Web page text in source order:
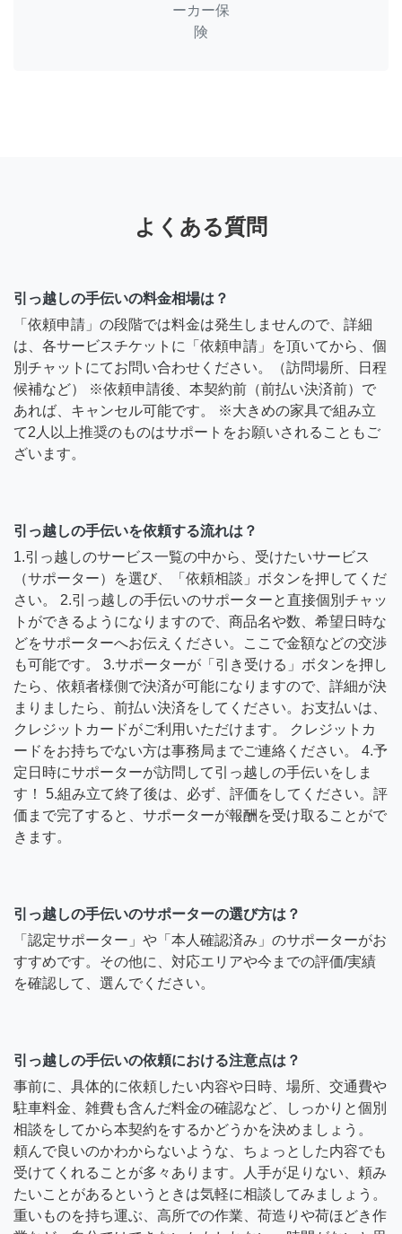
ーカー保
険
よくある質問
引っ越しの手伝いの料金相場は？
「依頼申請」の段階では料金は発生しませんので、詳細
は、各サービスチケットに「依頼申請」を頂いてから、個
別チャットにてお問い合わせください。（訪問場所、日程
候補など） ※依頼申請後、本契約前（前払い決済前）で
あれば、キャンセル可能です。 ※大きめの家具で組み立
て2人以上推奨のものはサポートをお願いされることもご
ざいます。
引っ越しの手伝いを依頼する流れは？
1.引っ越しのサービス一覧の中から、受けたいサービス
（サポーター）を選び、「依頼相談」ボタンを押してくだ
さい。 2.引っ越しの手伝いのサポーターと直接個別チャッ
トができるようになりますので、商品名や数、希望日時な
どをサポーターへお伝えください。ここで金額などの交渉
も可能です。 3.サポーターが「引き受ける」ボタンを押し
たら、依頼者様側で決済が可能になりますので、詳細が決
まりましたら、前払い決済をしてください。お支払いは、
クレジットカードがご利用いただけます。 クレジットカ
ードをお持ちでない方は事務局までご連絡ください。 4.予
定日時にサポーターが訪問して引っ越しの手伝いをしま
す！ 5.組み立て終了後は、必ず、評価をしてください。評
価まで完了すると、サポーターが報酬を受け取ることがで
きます。
引っ越しの手伝いのサポーターの選び方は？
「認定サポーター」や「本人確認済み」のサポーターがお
すすめです。その他に、対応エリアや今までの評価/実績
を確認して、選んでください。
引っ越しの手伝いの依頼における注意点は？
事前に、具体的に依頼したい内容や日時、場所、交通費や
駐車料金、雑費も含んだ料金の確認など、しっかりと個別
相談をしてから本契約をするかどうかを決めましょう。
頼んで良いのかわからないような、ちょっとした内容でも
受けてくれることが多々あります。人手が足りない、頼み
たいことがあるというときは気軽に相談してみましょう。
重いものを持ち運ぶ、高所での作業、荷造りや荷ほどき作